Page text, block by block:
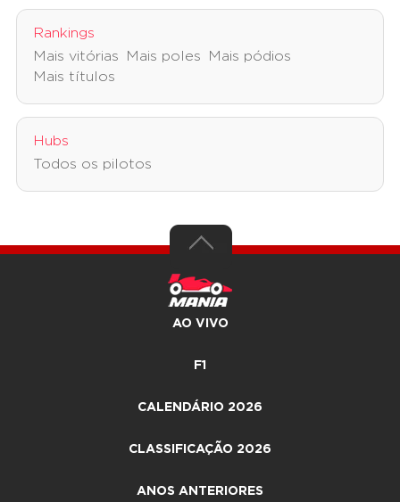
Rankings
Mais vitórias
Mais poles
Mais pódios
Mais títulos
Hubs
Todos os pilotos
AO VIVO
F1
CALENDÁRIO 2026
CLASSIFICAÇÃO 2026
ANOS ANTERIORES